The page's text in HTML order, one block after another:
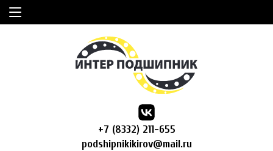
+7 (8332) 211-655
podshipnikikirov@mail.ru